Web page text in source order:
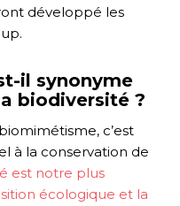
développé les
il synonyme
biodiversité ?
c’est
à la conservation de
est notre plus
écologique et la